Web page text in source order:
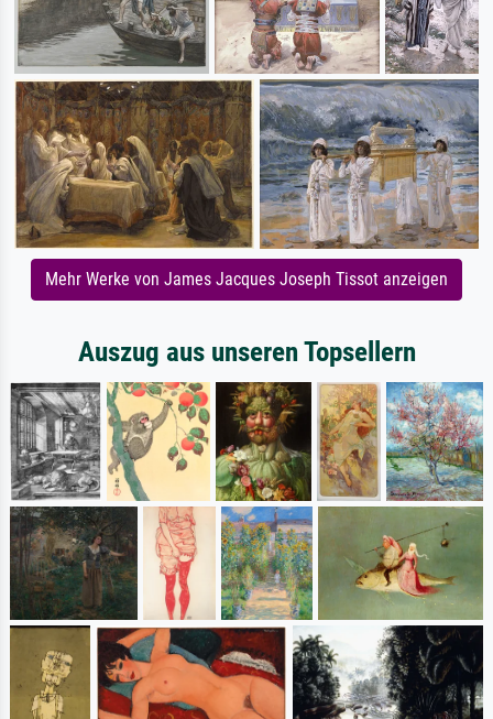
Mehr Werke von James Jacques Joseph Tissot anzeigen
Auszug aus unseren Topsellern